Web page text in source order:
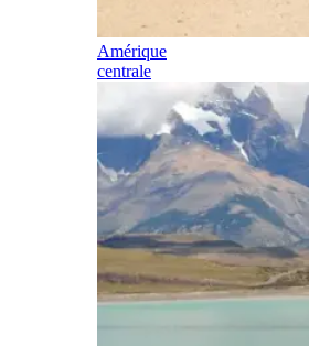
Amérique
centrale